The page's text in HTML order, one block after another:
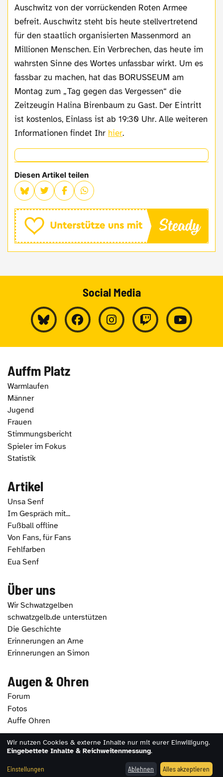
Auschwitz von der vorrückenden Roten Armee
befreit. Auschwitz steht bis heute stellvertretend
für den staatlich organisierten Massenmord an
Millionen Menschen. Ein Verbrechen, das heute im
wahrsten Sinne des Wortes unfassbar wirkt. Um es
fassbar zu machen, hat das BORUSSEUM am
Montag zum „Tag gegen das Vergessen“ die
Zeitzeugin Halina Birenbaum zu Gast. Der Eintritt
ist kostenlos, Einlass ist ab 19:30 Uhr. Alle weiteren
Informationen findet Ihr hier.
Diesen Artikel teilen
Social Media
Auffm Platz
Warmlaufen
Männer
Jugend
Frauen
Stimmungsbericht
Spieler im Fokus
Statistik
Artikel
Unsa Senf
Im Gespräch mit...
Fußball offline
Von Fans, für Fans
Fehlfarben
Eua Senf
Über uns
Wir Schwatzgelben
schwatzgelb.de unterstützen
Die Geschichte
Erinnerungen an Arne
Erinnerungen an Simon
Augen & Ohren
Forum
Fotos
Auffe Ohren
2026 - schwatzgelb.de |Impressum|Datenschutz
Wir nutzen Cookies & externe Inhalte nur mit eurer Einwilligung.
Eingebettete Inhalte & Reichweitenmessung.
Einstellungen Ablehnen Alles akzeptieren